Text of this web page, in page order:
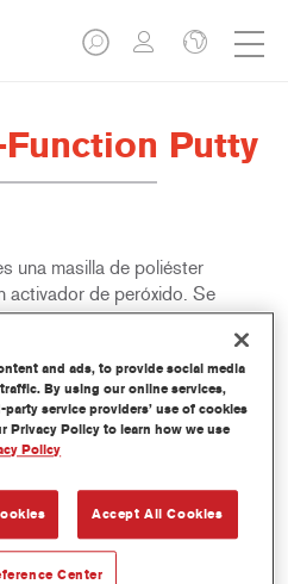
Putty
una masilla de poliéster
activador de peróxido. Se
sobre diferentes substratos,
vidrio y numerosos acabados
para utilizarse con el
un acabado uniforme.
and ads, to provide social media
By using our online services,
service providers’ use of cookies
Privacy Policy to learn how we use
Policy
Accept All Cookies
Center